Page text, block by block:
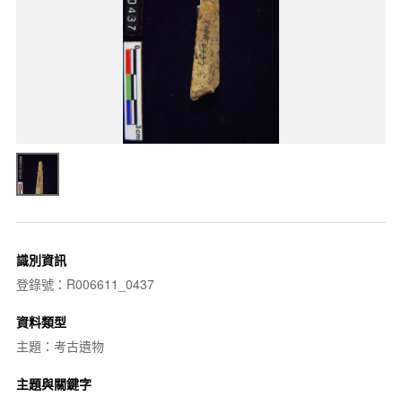
識別資訊
登錄號：R006611_0437
資料類型
主題：考古遺物
主題與關鍵字